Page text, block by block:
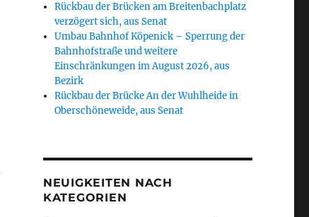
Rückbau der Brücken am Breitenbachplatz
verzögert sich, aus Senat
Umbau Bahnhof Köpenick – Sperrung der
Bahnhofstraße und weitere
Einschränkungen im August 2026, aus
Bezirk
Rückbau der Brücke An der Wuhlheide in
Oberschöneweide, aus Senat
NEUIGKEITEN NACH
KATEGORIEN